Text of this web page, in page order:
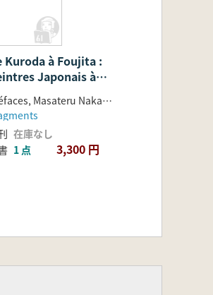
藤田まで:パリ
で活躍した日
画家たち)
Kuroda à Foujita :
Japonais à
黒田から藤田ま
パリで活躍した日本
家たち)
préfaces, Masateru Nakagawa, Ryôhei Miyata ; textes, Kimiko Niizeki ... [et al.]
在庫なし
1 点 3,300 円